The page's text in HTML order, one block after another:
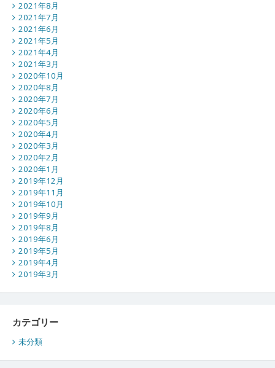
2021年8月
2021年7月
2021年6月
2021年5月
2021年4月
2021年3月
2020年10月
2020年8月
2020年7月
2020年6月
2020年5月
2020年4月
2020年3月
2020年2月
2020年1月
2019年12月
2019年11月
2019年10月
2019年9月
2019年8月
2019年6月
2019年5月
2019年4月
2019年3月
カテゴリー
未分類